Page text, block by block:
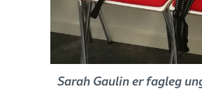
Sarah Gaulin er fagleg